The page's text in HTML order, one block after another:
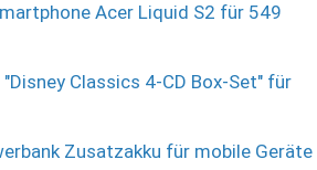
Acer Liquid S2 für 549
"Disney Classics 4-CD Box-Set" für
Zusatzakku für mobile Geräte